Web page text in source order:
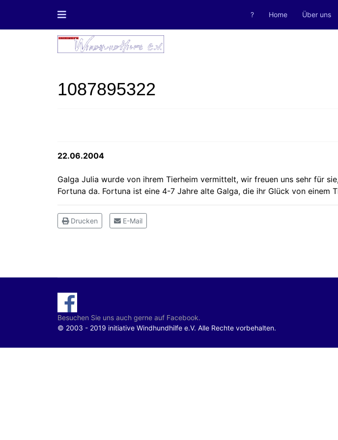
? Home Über uns
1087895322
22.06.2004
Galga Julia wurde von ihrem Tierheim vermittelt, wir freuen uns sehr für
Fortuna da. Fortuna ist eine 4-7 Jahre alte Galga, die ihr Glück von einem
Drucken E-Mail
Besuchen Sie uns auch gerne auf Facebook.
© 2003 - 2019 initiative Windhundhilfe e.V. Alle Rechte vorbehalten.